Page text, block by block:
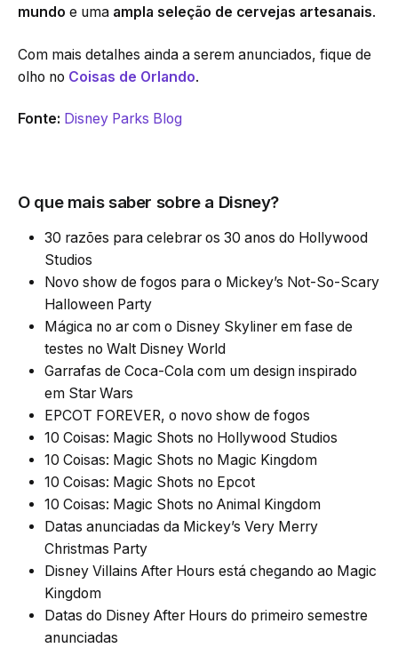
mundo e uma ampla seleção de cervejas artesanais.
Com mais detalhes ainda a serem anunciados, fique de
olho no Coisas de Orlando.
Fonte: Disney Parks Blog
O que mais saber sobre a Disney?
30 razões para celebrar os 30 anos do Hollywood
Studios
Novo show de fogos para o Mickey’s Not-So-Scary
Halloween Party
Mágica no ar com o Disney Skyliner em fase de
testes no Walt Disney World
Garrafas de Coca-Cola com um design inspirado
em Star Wars
EPCOT FOREVER, o novo show de fogos
10 Coisas: Magic Shots no Hollywood Studios
10 Coisas: Magic Shots no Magic Kingdom
10 Coisas: Magic Shots no Epcot
10 Coisas: Magic Shots no Animal Kingdom
Datas anunciadas da Mickey’s Very Merry
Christmas Party
Disney Villains After Hours está chegando ao Magic
Kingdom
Datas do Disney After Hours do primeiro semestre
anunciadas